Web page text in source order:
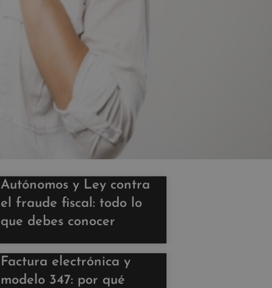
Autónomos y Ley contra
el fraude fiscal: todo lo
que debes conocer
Factura electrónica y
modelo 347: por qué